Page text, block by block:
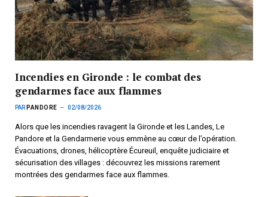
Incendies en Gironde : le combat des
gendarmes face aux flammes
PAR PANDORE 02/08/2026
Alors que les incendies ravagent la Gironde et les Landes, Le
Pandore et la Gendarmerie vous emmène au cœur de l’opération.
Évacuations, drones, hélicoptère Écureuil, enquête judiciaire et
sécurisation des villages : découvrez les missions rarement
montrées des gendarmes face aux flammes.